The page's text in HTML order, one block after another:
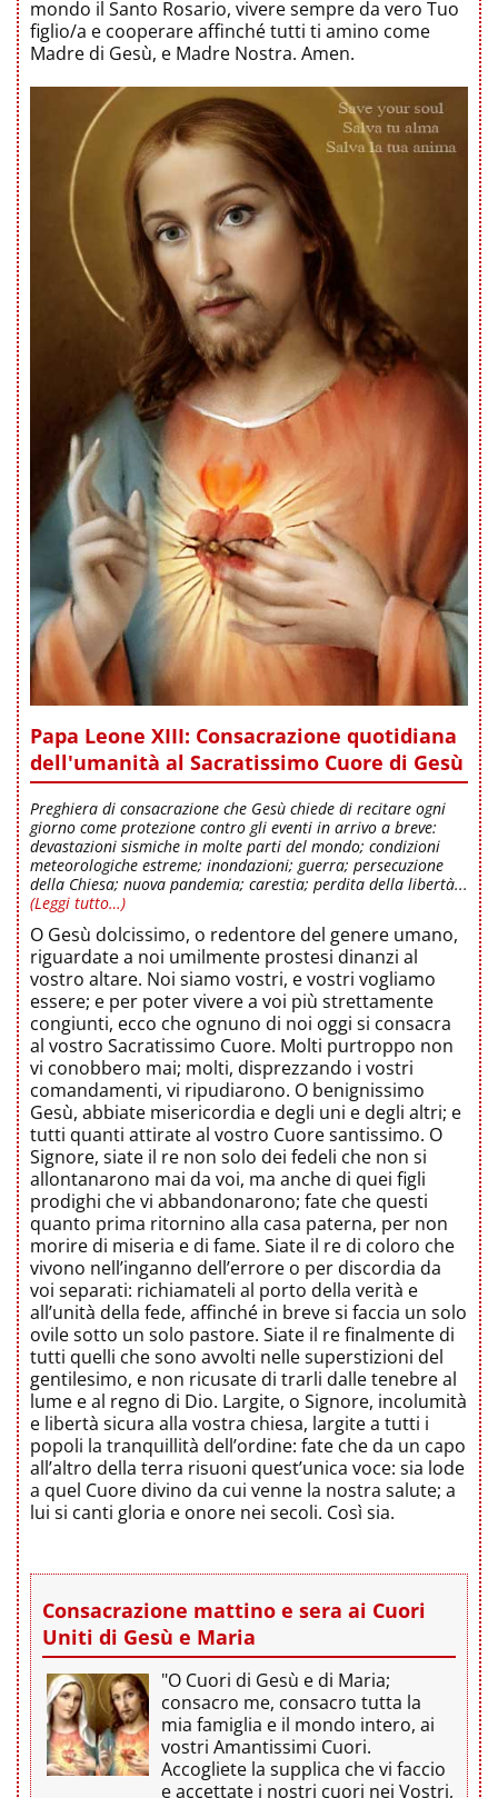
mondo il Santo Rosario, vivere sempre da vero Tuo
figlio/a e cooperare affinché tutti ti amino come
Madre di Gesù, e Madre Nostra. Amen.
Papa Leone XIII: Consacrazione quotidiana
dell'umanità al Sacratissimo Cuore di Gesù
Preghiera di consacrazione che Gesù chiede di recitare ogni
giorno come protezione contro gli eventi in arrivo a breve:
devastazioni sismiche in molte parti del mondo; condizioni
meteorologiche estreme; inondazioni; guerra; persecuzione
della Chiesa; nuova pandemia; carestia; perdita della libertà...
(Leggi tutto…)
O Gesù dolcissimo, o redentore del genere umano,
riguardate a noi umilmente prostesi dinanzi al
vostro altare. Noi siamo vostri, e vostri vogliamo
essere; e per poter vivere a voi più strettamente
congiunti, ecco che ognuno di noi oggi si consacra
al vostro Sacratissimo Cuore. Molti purtroppo non
vi conobbero mai; molti, disprezzando i vostri
comandamenti, vi ripudiarono. O benignissimo
Gesù, abbiate misericordia e degli uni e degli altri; e
tutti quanti attirate al vostro Cuore santissimo. O
Signore, siate il re non solo dei fedeli che non si
allontanarono mai da voi, ma anche di quei figli
prodighi che vi abbandonarono; fate che questi
quanto prima ritornino alla casa paterna, per non
morire di miseria e di fame. Siate il re di coloro che
vivono nell’inganno dell’errore o per discordia da
voi separati: richiamateli al porto della verità e
all’unità della fede, affinché in breve si faccia un solo
ovile sotto un solo pastore. Siate il re finalmente di
tutti quelli che sono avvolti nelle superstizioni del
gentilesimo, e non ricusate di trarli dalle tenebre al
lume e al regno di Dio. Largite, o Signore, incolumità
e libertà sicura alla vostra chiesa, largite a tutti i
popoli la tranquillità dell’ordine: fate che da un capo
all’altro della terra risuoni quest’unica voce: sia lode
a quel Cuore divino da cui venne la nostra salute; a
lui si canti gloria e onore nei secoli. Così sia.
Consacrazione mattino e sera ai Cuori
Uniti di Gesù e Maria
"O Cuori di Gesù e di Maria;
consacro me, consacro tutta la
mia famiglia e il mondo intero, ai
vostri Amantissimi Cuori.
Accogliete la supplica che vi faccio
e accettate i nostri cuori nei Vostri,